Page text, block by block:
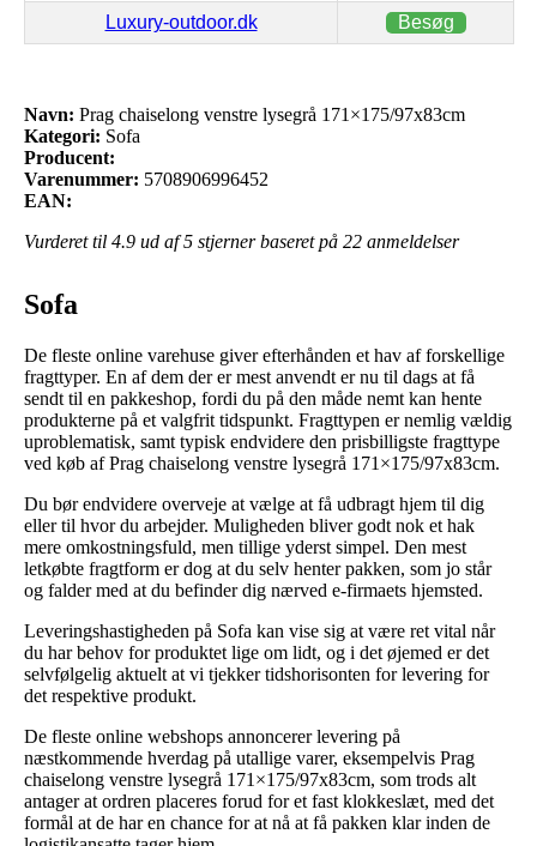
Luxury-outdoor.dk Besøg
Navn: Prag chaiselong venstre lysegrå 171×175/97x83cm
Kategori: Sofa
Producent:
Varenummer: 5708906996452
EAN:
Vurderet til 4.9 ud af 5 stjerner baseret på 22 anmeldelser
Sofa
De fleste online varehuse giver efterhånden et hav af forskellige
fragttyper. En af dem der er mest anvendt er nu til dags at få
sendt til en pakkeshop, fordi du på den måde nemt kan hente
produkterne på et valgfrit tidspunkt. Fragttypen er nemlig vældig
uproblematisk, samt typisk endvidere den prisbilligste fragttype
ved køb af Prag chaiselong venstre lysegrå 171×175/97x83cm.
Du bør endvidere overveje at vælge at få udbragt hjem til dig
eller til hvor du arbejder. Muligheden bliver godt nok et hak
mere omkostningsfuld, men tillige yderst simpel. Den mest
letkøbte fragtform er dog at du selv henter pakken, som jo står
og falder med at du befinder dig nærved e-firmaets hjemsted.
Leveringshastigheden på Sofa kan vise sig at være ret vital når
du har behov for produktet lige om lidt, og i det øjemed er det
selvfølgelig aktuelt at vi tjekker tidshorisonten for levering for
det respektive produkt.
De fleste online webshops annoncerer levering på
næstkommende hverdag på utallige varer, eksempelvis Prag
chaiselong venstre lysegrå 171×175/97x83cm, som trods alt
antager at ordren placeres forud for et fast klokkeslæt, med det
formål at de har en chance for at nå at få pakken klar inden de